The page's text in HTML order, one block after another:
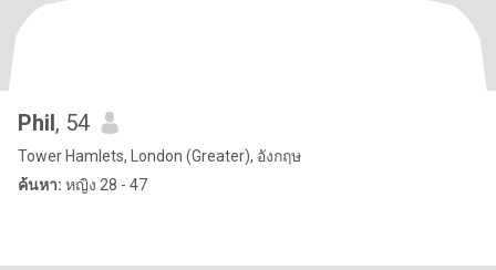
Phil, 54
Tower Hamlets, London (Greater), อังกฤษ
ค้นหา: หญิง 28 - 47